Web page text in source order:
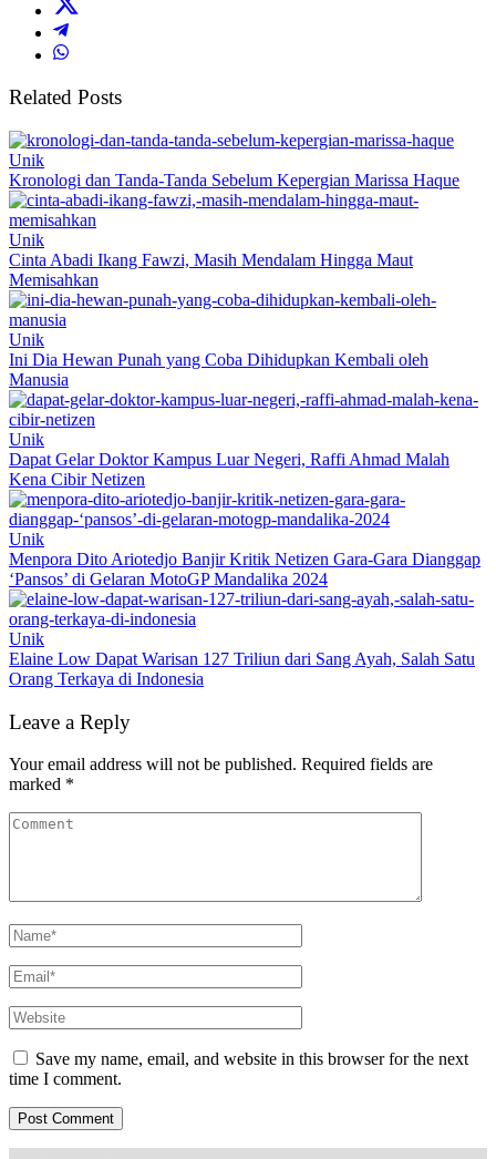
Related Posts
Unik
Kronologi dan Tanda-Tanda Sebelum Kepergian Marissa Haque
Unik
Cinta Abadi Ikang Fawzi, Masih Mendalam Hingga Maut
Memisahkan
Unik
Ini Dia Hewan Punah yang Coba Dihidupkan Kembali oleh
Manusia
Unik
Dapat Gelar Doktor Kampus Luar Negeri, Raffi Ahmad Malah
Kena Cibir Netizen
Unik
Menpora Dito Ariotedjo Banjir Kritik Netizen Gara-Gara Dianggap
‘Pansos’ di Gelaran MotoGP Mandalika 2024
Unik
Elaine Low Dapat Warisan 127 Triliun dari Sang Ayah, Salah Satu
Orang Terkaya di Indonesia
Leave a Reply
Your email address will not be published. Required fields are
marked *
Save my name, email, and website in this browser for the next
time I comment.